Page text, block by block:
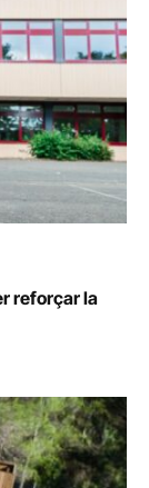
reforçar la